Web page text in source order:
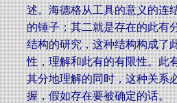
述。海德格从工具的意义的连
的锤子；其二就是存在的此有
结构的研究，这种结构构成了
性，理解和此有的有限性。此
其分地理解的同时，这种关系
握，假如存在要被确定的话。